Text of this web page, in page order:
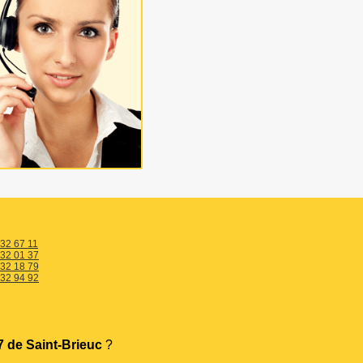
67 11
01 37
18 79
94 92
de Saint-Brieuc?